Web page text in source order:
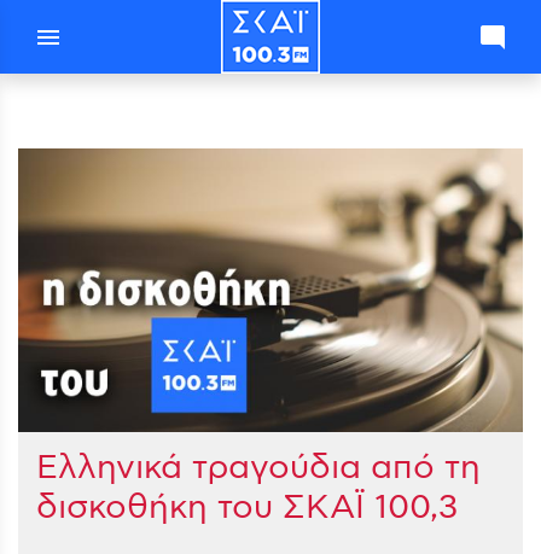
menu mode_comment
Ελληνικά τραγούδια από τη
δισκοθήκη του ΣΚΑΪ 100,3